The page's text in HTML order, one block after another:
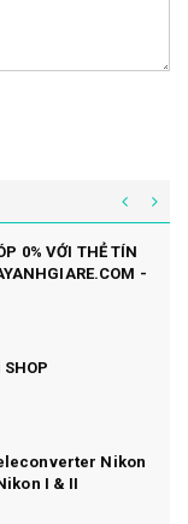
0% VỚI THẺ TÍN
-
Nikon
I & II